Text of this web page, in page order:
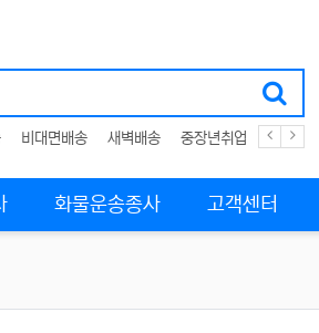
비대면배송 새벽배송 중장년취업 여성취업
화물운송종사 고객센터